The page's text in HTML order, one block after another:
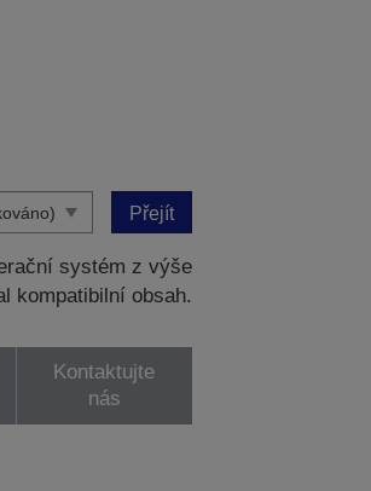
Přejít
systém z výše
kompatibilní obsah.
Kontaktujte
nás